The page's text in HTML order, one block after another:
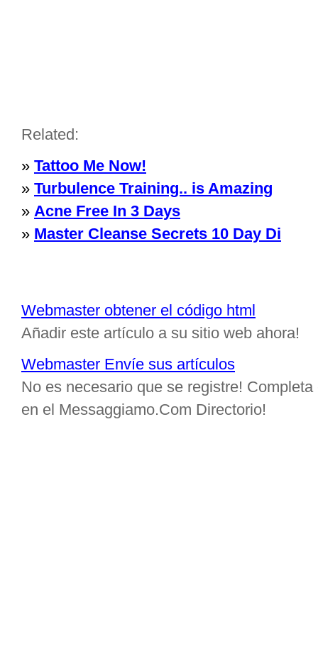
Related:
» Tattoo Me Now!
» Turbulence Training.. is Amazing
» Acne Free In 3 Days
» Master Cleanse Secrets 10 Day Di
Webmaster obtener el código html
Añadir este artículo a su sitio web ahora!
Webmaster Envíe sus artículos
No es necesario que se registre!
en el Messaggiamo.Com Directorio!